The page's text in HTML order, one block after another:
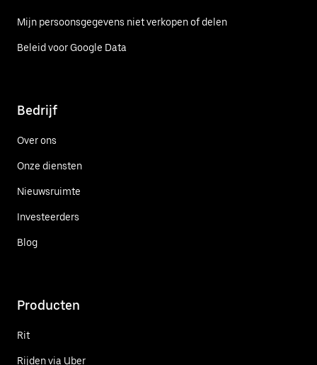
Mijn persoonsgegevens niet verkopen of delen
Beleid voor Google Data
Bedrijf
Over ons
Onze diensten
Nieuwsruimte
Investeerders
Blog
Producten
Rit
Rijden via Uber